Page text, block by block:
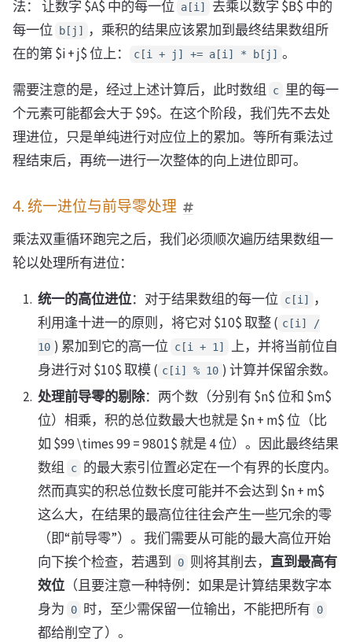
法： 让数字 $A$ 中的每一位 a[i]
去乘以数字 $B$ 中的
每一位
b[j]
，乘积的结果应该累加到最终结果数组所
在的第 $i + j$ 位上：
c[i + j] += a[i] * b[j] 。
需要注意的是，经过上述计算后，此时数组 c
里的每一
个元素可能都会大于 $9$。在这个阶段，我们先不去处
理进位，只是单纯进行对应位上的累加。等所有乘法过
程结束后，再统一进行一次整体的向上进位即可。
4. 统一进位与前导零处理
乘法双重循环跑完之后，我们必须顺次遍历结果数组一
轮以处理所有进位：
统一的高位进位：对于结果数组的每一位 c[i]
，
利用逢十进一的原则，将它对 $10$ 取整 ( c[i] /
10 ) 累加到它的高一位 c[i + 1]
上，并将当前位自
身进行对 $10$ 取模 ( c[i] % 10 ) 计算并保留余数。
处理前导零的剔除：两个数（分别有 $n$ 位和 $m$
位）相乘，积的总位数最大也就是 $n + m$ 位（比
如 $99 \times 99 = 9801$ 就是 4 位）。因此最终结果
数组
c 的最大索引位置必定在一个有界的长度内。
然而真实的积总位数长度可能并不会达到 $n + m$
这么大，在结果的最高位往往会产生一些冗余的零
（即“前导零”）。我们需要从可能的最大高位开始
向下挨个检查，若遇到
0 则将其削去， 直到最高有
效位（且要注意一种特例：如果是计算结果数字本
身为
0 时，至少需保留一位输出，不能把所有 0
都给削空了）。